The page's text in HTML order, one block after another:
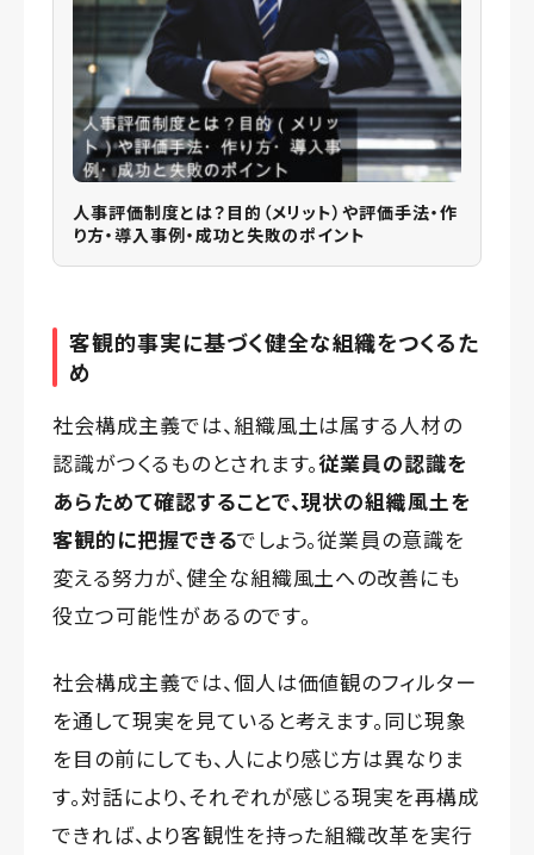
人事評価制度とは？目的（メリット）や評価手法・作
り方・導入事例・成功と失敗のポイント
客観的事実に基づく健全な組織をつくるた
め
社会構成主義では、組織風土は属する人材の
認識がつくるものとされます。従業員の認識を
あらためて確認することで、現状の組織風土を
客観的に把握できるでしょう。従業員の意識を
変える努力が、健全な組織風土への改善にも
役立つ可能性があるのです。
社会構成主義では、個人は価値観のフィルター
を通して現実を見ていると考えます。同じ現象
を目の前にしても、人により感じ方は異なりま
す。対話により、それぞれが感じる現実を再構成
できれば、より客観性を持った組織改革を実行